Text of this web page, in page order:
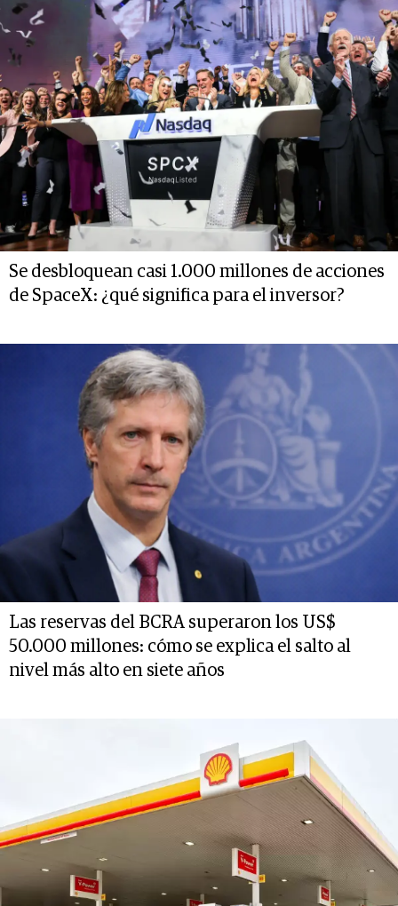
Se desbloquean casi 1.000 millones de acciones
de SpaceX: ¿qué significa para el inversor?
Las reservas del BCRA superaron los US$
50.000 millones: cómo se explica el salto al
nivel más alto en siete años